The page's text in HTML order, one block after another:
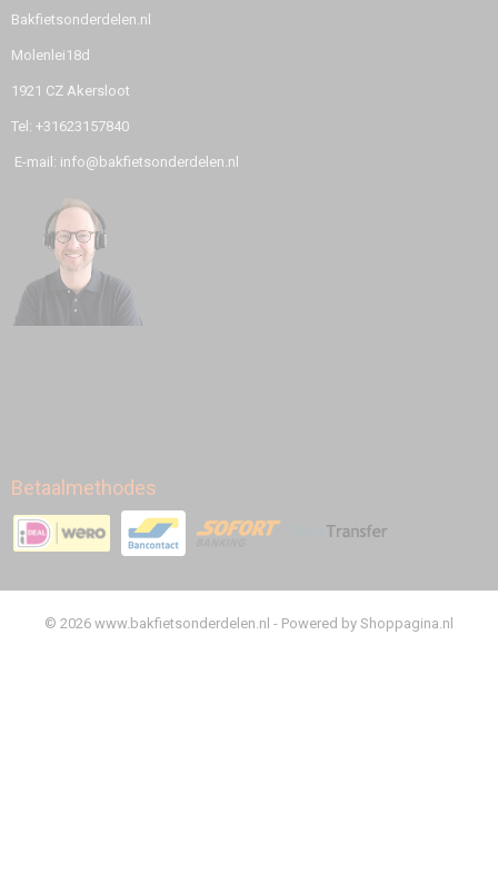
Bakfietsonderdelen.nl
Molenlei18d
1921 CZ Akersloot
Tel: +31623157840
E-mail: info@bakfietsonderdelen.nl
Betaalmethodes
© 2026 www.bakfietsonderdelen.nl - Powered by Shoppagina.nl